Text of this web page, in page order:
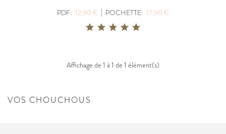
PDF: 12,90 € | POCHETTE: 17,90 €
Affichage de 1 à 1 de 1 élément(s)
VOS CHOUCHOUS